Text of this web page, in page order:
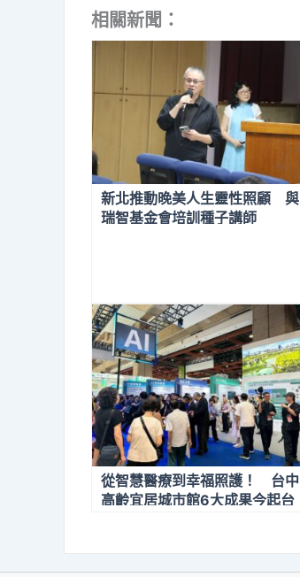
相關新聞：
新北推動晚美人生靈性照顧 與
瑞智基金會培訓種子講師
從智慧醫療到幸福照護！ 台中
高齡宜居城市館6大成果今起台